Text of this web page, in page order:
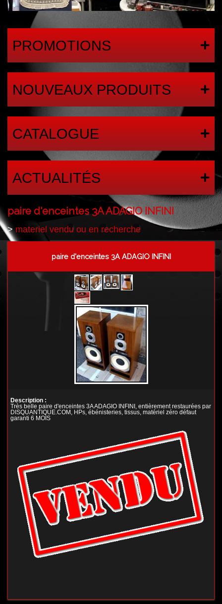
PROMOTIONS
NOUVEAUX PRODUITS
CATALOGUE
ACTUALITÉS
paire d'enceintes 3A ADAGIO INFINI
>materiel vendu ou en recherche
paire d'enceintes 3A ADAGIO INFINI
Description :
Très belle paire d'enceintes 3A ADAGIO INFINI, entièrement restaurées par
DISQUANTIQUE.COM, HPs, ébénisteries, tissus, matériel zéro défaut
garanti 6 MOIS